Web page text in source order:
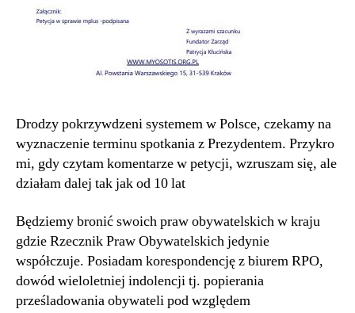
Drodzy pokrzywdzeni systemem w Polsce, czekamy na
wyznaczenie terminu spotkania z Prezydentem. Przykro
mi, gdy czytam komentarze w petycji, wzruszam się, ale
działam dalej tak jak od 10 lat
Będziemy bronić swoich praw obywatelskich w kraju
gdzie Rzecznik Praw Obywatelskich jedynie
współczuje. Posiadam korespondencję z biurem RPO,
dowód wieloletniej indolencji tj. popierania
prześladowania obywateli pod względem